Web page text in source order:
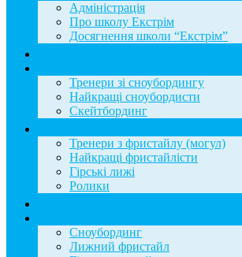
Адміністрація
Про школу Екстрім
Досягнення школи “Екстрім”
Тренери зі сноубордингу
Найкращі сноубордисти
Скейтбординг
Тренери з фристайлу (могул)
Найкращі фристайлісти
Гірські лижі
Ролики
Сноубординг
Лижний фристайл